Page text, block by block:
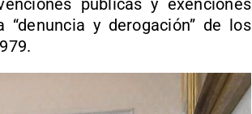
públicas y exenciones
y derogación” de los